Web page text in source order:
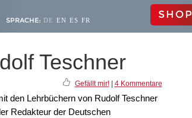
SPRACHE: DE EN ES FR SHOP
Teschner
Gefällt mir!| 4 Kommentare
den Lehrbüchern von Rudolf Teschner
Redakteur der Deutschen